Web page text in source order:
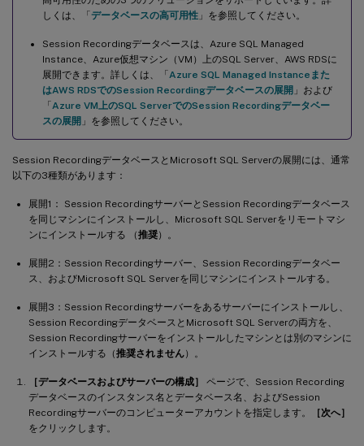
しくは、「データベースの高可用性 」を参照してください。
Session Recordingデータベースは、Azure SQL Managed
Instance、Azure仮想マシン（VM）上のSQL Server、AWS RDSに
展開できます。詳しくは、「Azure SQL Managed Instanceまた
はAWS RDSでのSession Recordingデータベースの展開 」および
「Azure VM上のSQL ServerでのSession Recordingデータベー
スの展開 」を参照してください。
Session RecordingデータベースとMicrosoft SQL Serverの展開には、通常
以下の3種類があります：
展開1： Session RecordingサーバーとSession Recordingデータベース
を同じマシンにインストールし、Microsoft SQL Serverをリモートマシ
ンにインストールする （推奨）。
展開2：Session Recordingサーバー、Session Recordingデータベー
ス、およびMicrosoft SQL Serverを同じマシンにインストールする。
展開3：Session Recordingサーバーをあるサーバーにインストールし、
Session RecordingデータベースとMicrosoft SQL Serverの両方を、
Session Recordingサーバーをインストールしたマシンとは別のマシンに
インストールする（推奨されません）。
［データベースおよびサーバーの構成］
ページで、Session Recording
データベースのインスタンス名とデータベース名、およびSession
Recordingサーバーのコンピューターアカウントを指定します。
［次へ］
をクリックします。